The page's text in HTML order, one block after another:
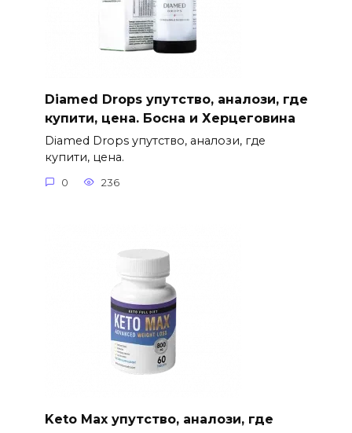
Diamed Drops упутство, аналози, где
купити, цена. Босна и Херцеговина
Diamed Drops упутство, аналози, где
купити, цена.
0 236
Keto Max упутство, аналози, где